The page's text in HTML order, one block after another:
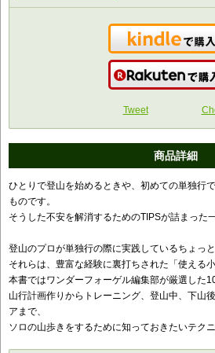
Tweet
商品詳細
ひとりで登山を始めるときや、初めての単独行
ものです。
そうした不安を解消するためのTIPSが詰まった
登山のプロが単独行の際に実践しているちょっ
それらは、豊富な経験に裏打ちされた「使える
本書ではワンダーフォーゲル編集部が厳選した
山行計画作りからトレーニング、登山中、下山
アまで、
ソロの山歩きをするために知っておきたいテク